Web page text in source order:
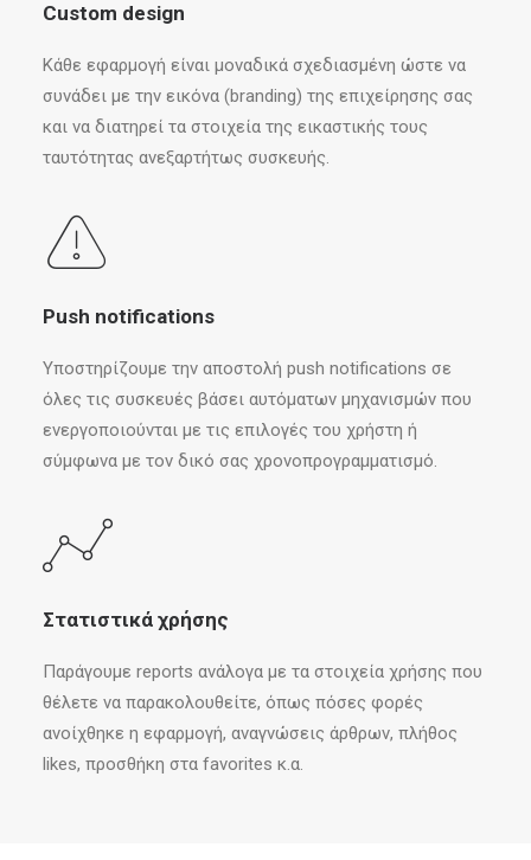
Custom design
Κάθε εφαρμογή είναι μοναδικά σχεδιασμένη ώστε να
συνάδει με την εικόνα (branding) της επιχείρησης σας
και να διατηρεί τα στοιχεία της εικαστικής τους
ταυτότητας ανεξαρτήτως συσκευής.
Push notifications
Υποστηρίζουμε την αποστολή push notifications σε
όλες τις συσκευές βάσει αυτόματων μηχανισμών που
ενεργοποιούνται με τις επιλογές του χρήστη ή
σύμφωνα με τον δικό σας χρονοπρογραμματισμό.
Στατιστικά χρήσης
Παράγουμε reports ανάλογα με τα στοιχεία χρήσης που
θέλετε να παρακολουθείτε, όπως πόσες φορές
ανοίχθηκε η εφαρμογή, αναγνώσεις άρθρων, πλήθος
likes, προσθήκη στα favorites κ.α.